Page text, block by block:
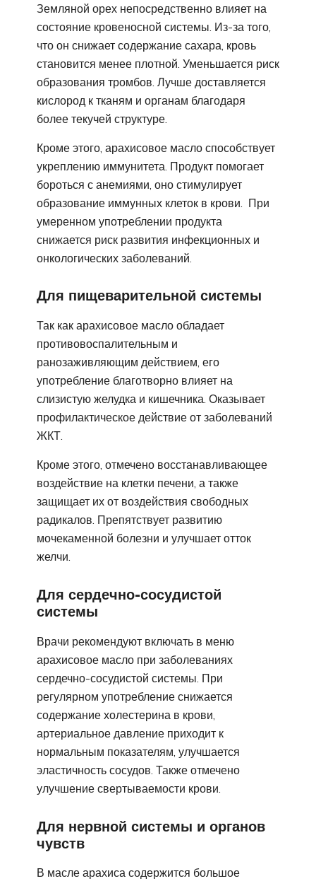
Земляной орех непосредственно влияет на
состояние кровеносной системы. Из-за того,
что он снижает содержание сахара, кровь
становится менее плотной. Уменьшается риск
образования тромбов. Лучше доставляется
кислород к тканям и органам благодаря
более текучей структуре.
Кроме этого, арахисовое масло способствует
укреплению иммунитета. Продукт помогает
бороться с анемиями, оно стимулирует
образование иммунных клеток в крови. При
умеренном употреблении продукта
снижается риск развития инфекционных и
онкологических заболеваний.
Для пищеварительной системы
Так как арахисовое масло обладает
противовоспалительным и
ранозаживляющим действием, его
употребление благотворно влияет на
слизистую желудка и кишечника. Оказывает
профилактическое действие от заболеваний
ЖКТ.
Кроме этого, отмечено восстанавливающее
воздействие на клетки печени, а также
защищает их от воздействия свободных
радикалов. Препятствует развитию
мочекаменной болезни и улучшает отток
желчи.
Для сердечно-сосудистой
системы
Врачи рекомендуют включать в меню
арахисовое масло при заболеваниях
сердечно-сосудистой системы. При
регулярном употребление снижается
содержание холестерина в крови,
артериальное давление приходит к
нормальным показателям, улучшается
эластичность сосудов. Также отмечено
улучшение свертываемости крови.
Для нервной системы и органов
чувств
В масле арахиса содержится большое